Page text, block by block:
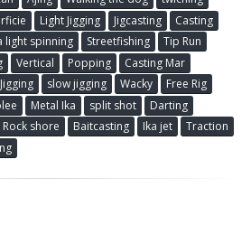
Light Jigging Jigcasting
Casting
light spinning Streetfishing
Tip Run
Vertical Popping
Casting Mar
slow jigging Wacky
Free Rig
Metal Ika split shot
Darting
Rock shore Baitcasting Ika jet
Traction